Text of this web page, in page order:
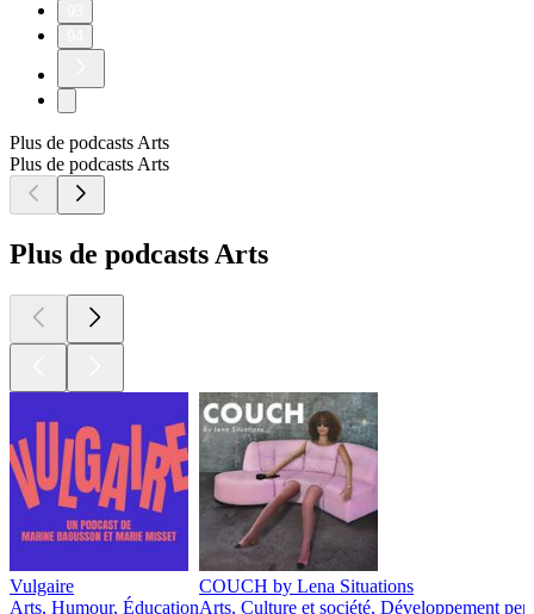
Plus de podcasts Arts
Plus de podcasts Arts
Plus de podcasts Arts
Vulgaire
Arts, Humour, Éducation
COUCH by Lena Situations
Arts, Culture et société, Développement